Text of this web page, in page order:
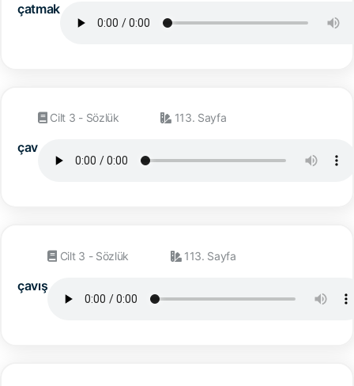
çatmak
çav
Cilt 3 - Sözlük 113. Sayfa
çavış
Cilt 3 - Sözlük 113. Sayfa